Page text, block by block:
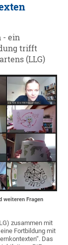
- ein
trifft
(LLG)
weiteren Fragen
zusammen mit
Fortbildung mit
Das